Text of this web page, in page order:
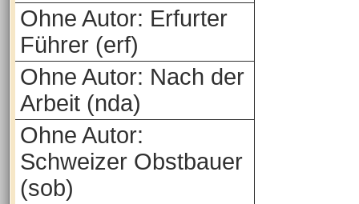
Ohne Autor: Erfurter
Führer (erf)
Ohne Autor: Nach der
Arbeit (nda)
Ohne Autor:
Schweizer Obstbauer
(sob)